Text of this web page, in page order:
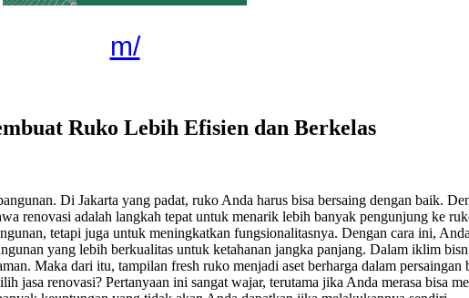
m/
Ruko Lebih Efisien dan Berkelas
Di Jakarta yang padat, ruko Anda harus bisa bersaing dengan baik.
renovasi adalah langkah tepat untuk menarik lebih banyak pengunjung ke
tetapi juga untuk meningkatkan fungsionalitasnya. Dengan cara ini,
yang lebih berkualitas untuk ketahanan jangka panjang. Dalam iklim
Maka dari itu, tampilan fresh ruko menjadi aset berharga dalam
jasa renovasi? Pertanyaan ini sangat wajar, terutama jika Anda merasa bisa